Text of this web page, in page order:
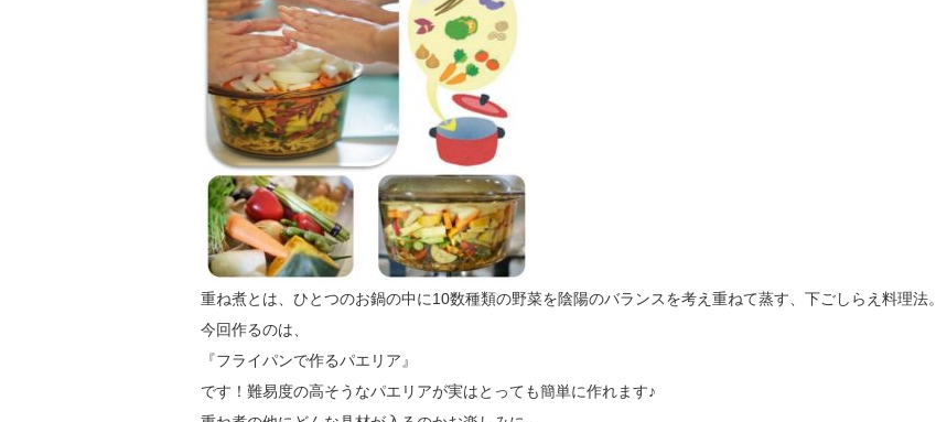
重ね煮とは、ひとつのお鍋の中に10数種類の野菜を陰陽のバランスを考え重ねて蒸す、下ごしらえ料理法。
今回作るのは、
『フライパンで作るパエリア』
です！難易度の高そうなパエリアが実はとっても簡単に作れます♪